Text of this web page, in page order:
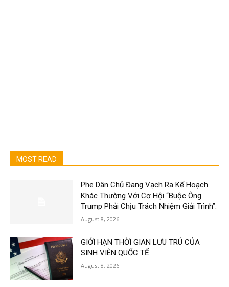
MOST READ
Phe Dân Chủ Đang Vạch Ra Kế Hoạch
Khác Thường Với Cơ Hội “Buộc Ông
Trump Phải Chịu Trách Nhiệm Giải Trình”.
August 8, 2026
GIỚI HẠN THỜI GIAN LƯU TRÚ CỦA
SINH VIÊN QUỐC TẾ
August 8, 2026